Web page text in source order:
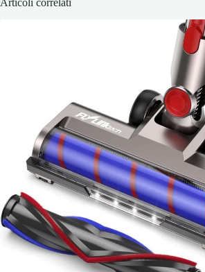
Articoli correlati